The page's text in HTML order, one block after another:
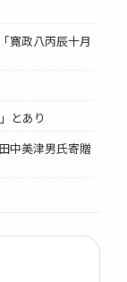
寛政八丙辰十月
とあり
中美津男氏寄贈